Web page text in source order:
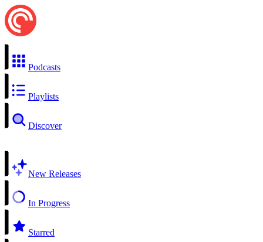
Podcasts
Playlists
Discover
New Releases
In Progress
Starred